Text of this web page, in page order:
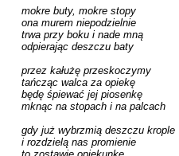
mokre buty, mokre stopy
ona murem niepodzielnie
trwa przy boku i nade mną
odpierając deszczu baty
przez kałużę przeskoczymy
tańcząc walca za opiekę
będę śpiewać jej piosenkę
mknąc na stopach i na palcach
gdy już wybrzmią deszczu krople
i rozdzielą nas promienie